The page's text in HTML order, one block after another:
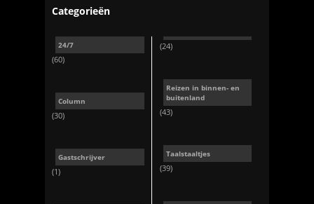
Categorieën
24/7
(60)
Column
(30)
Gastschrijver
(1)
(24)
Reizen in binnen- en
buitenland
(43)
Taalstaaltjes
(39)